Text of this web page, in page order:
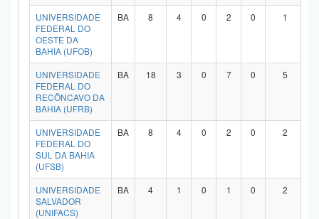
UNIVERSIDADE
FEDERAL DO
OESTE DA
BAHIA (UFOB)
BA 8 4 0 2 0 1
UNIVERSIDADE
FEDERAL DO
RECÔNCAVO DA
BAHIA (UFRB)
BA 18 3 0 7 0 5
UNIVERSIDADE
FEDERAL DO
SUL DA BAHIA
(UFSB)
BA 8 4 0 2 0 2
UNIVERSIDADE
SALVADOR
(UNIFACS)
BA 4 1 0 1 0 2